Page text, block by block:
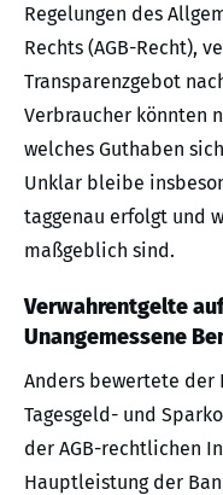
Regelungen des
Rechts (AGB-Recht),
Transparenzgebot
Verbraucher könnten
welches Guthaben
Unklar bleibe
taggenau erfolgt und
maßgeblich sind.
Verwahrentgelte
Unangemessene
Anders bewertete der
Tagesgeld- und
der AGB-rechtlichen
Hauptleistung der